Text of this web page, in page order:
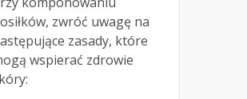
zwróć uwagę na
zasady, które
wspierać zdrowie